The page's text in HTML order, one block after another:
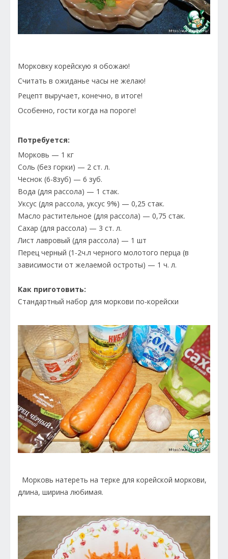
Морковку корейскую я обожаю!
Считать в ожиданье часы не желаю!
Рецепт выручает, конечно, в итоге!
Особенно, гости когда на пороге!
Потребуется:
Морковь — 1 кг
Соль (без горки) — 2 ст. л.
Чеснок (6-8зуб) — 6 зуб.
Вода (для рассола) — 1 стак.
Уксус (для рассола, уксус 9%) — 0,25 стак.
Масло растительное (для рассола) — 0,75 стак.
Сахар (для рассола) — 3 ст. л.
Лист лавровый (для рассола) — 1 шт
Перец черный (1-2ч.л черного молотого перца (в
зависимости от желаемой остроты) — 1 ч. л.
Как приготовить:
Стандартный набор для моркови по-корейски
Морковь натереть на терке для корейской моркови,
длина, ширина любимая.